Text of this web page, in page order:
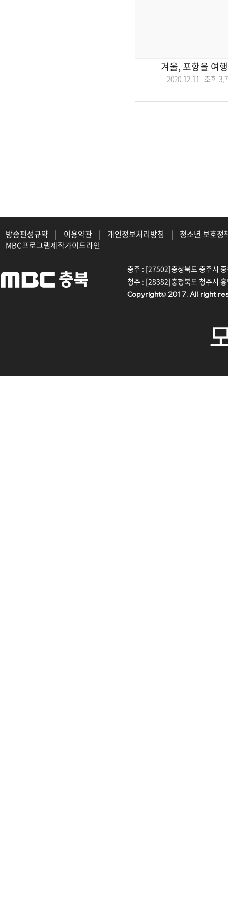
겨울, 포항을 여
2020.12.11 조회
방송편성규약 | 이용약관 | 개인정보처리방침 |
청소년 보호정
MBC프로그램제작가이드라인
충주 : [27502]충청북도 충주시
청주 : [28382]충청북도 청주시
Copyright© 2017. All right